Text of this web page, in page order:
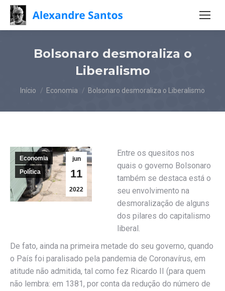
Bolsonaro desmoraliza o
Liberalismo
Você está aqui:
Início Economia Bolsonaro desmoraliza o Liberalismo
jun
11
2022
Economia
Política
Entre os quesitos nos
quais o governo Bolsonaro
também se destaca está o
seu envolvimento na
desmoralização de alguns
dos pilares do capitalismo
liberal.
De fato, ainda na primeira metade do seu governo, quando
o País foi paralisado pela pandemia de Coronavírus, em
atitude não admitida, tal como fez Ricardo II (para quem
não lembra: em 1381, por conta da redução do número de